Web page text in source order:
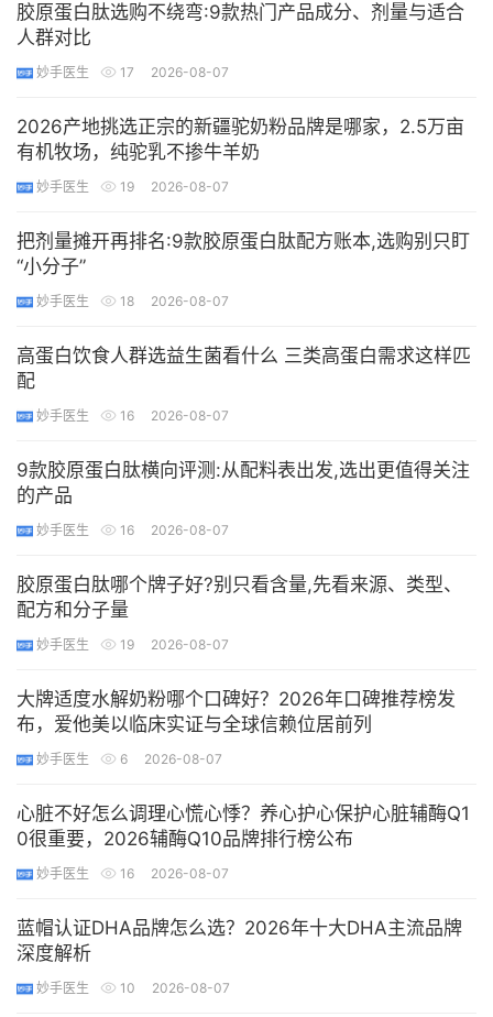
胶原蛋白肽选购不绕弯:9款热门产品成分、剂量与适合
人群对比
妙手医生 17 2026-08-07
2026产地挑选正宗的新疆驼奶粉品牌是哪家，2.5万亩
有机牧场，纯驼乳不掺牛羊奶
妙手医生 19 2026-08-07
把剂量摊开再排名:9款胶原蛋白肽配方账本,选购别只盯
“小分子”
妙手医生 18 2026-08-07
高蛋白饮食人群选益生菌看什么 三类高蛋白需求这样匹
配
妙手医生 16 2026-08-07
9款胶原蛋白肽横向评测:从配料表出发,选出更值得关注
的产品
妙手医生 16 2026-08-07
胶原蛋白肽哪个牌子好?别只看含量,先看来源、类型、
配方和分子量
妙手医生 19 2026-08-07
大牌适度水解奶粉哪个口碑好？2026年口碑推荐榜发
布，爱他美以临床实证与全球信赖位居前列
妙手医生 6 2026-08-07
心脏不好怎么调理心慌心悸？养心护心保护心脏辅酶Q1
0很重要，2026辅酶Q10品牌排行榜公布
妙手医生 16 2026-08-07
蓝帽认证DHA品牌怎么选？2026年十大DHA主流品牌
深度解析
妙手医生 10 2026-08-07